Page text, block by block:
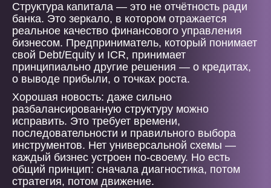
Структура капитала — это не отчётность ради
банка. Это зеркало, в котором отражается
реальное качество финансового управления
бизнесом. Предприниматель, который понимает
свой Debt/Equity и ICR, принимает
принципиально другие решения — о кредитах,
о выводе прибыли, о точках роста.
Хорошая новость: даже сильно
разбалансированную структуру можно
исправить. Это требует времени,
последовательности и правильного выбора
инструментов. Нет универсальной схемы —
каждый бизнес устроен по-своему. Но есть
общий принцип: сначала диагностика, потом
стратегия, потом движение.